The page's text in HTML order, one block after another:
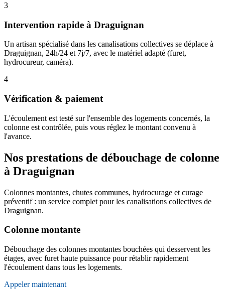
3
Intervention rapide à Draguignan
Un artisan spécialisé dans les canalisations collectives se déplace à
Draguignan, 24h/24 et 7j/7, avec le matériel adapté (furet,
hydrocureur, caméra).
4
Vérification & paiement
L'écoulement est testé sur l'ensemble des logements concernés, la
colonne est contrôlée, puis vous réglez le montant convenu à
l'avance.
Nos prestations de débouchage de colonne
à Draguignan
Colonnes montantes, chutes communes, hydrocurage et curage
préventif : un service complet pour les canalisations collectives de
Draguignan.
Colonne montante
Débouchage des colonnes montantes bouchées qui desservent les
étages, avec furet haute puissance pour rétablir rapidement
l'écoulement dans tous les logements.
Appeler maintenant